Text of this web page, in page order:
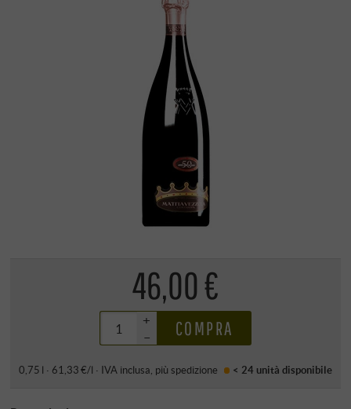
46,00 €
+
–
COMPRA
0,75 l · 61,33 €/l · IVA inclusa , più spedizione < 24 unità disponibile